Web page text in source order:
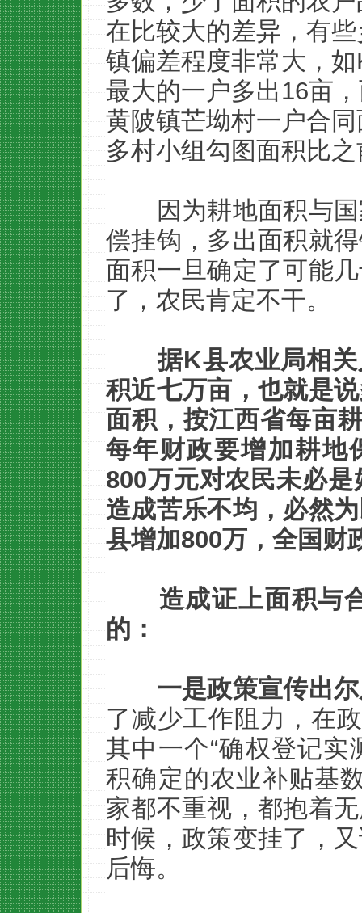
在比较大的差异，有
镇偏差程度非常大，
最大的一户多出16亩
黄陂镇芒坳村一户合
多村小组勾图面积比
因为耕地面积与
偿挂钩，多出面积就
面积一旦确定了可能
了，农民肯定不干。
据K县农业局相
积近七万亩，也就是
面积，按江西省每亩
每年财政要增加耕地
800万元对农民未必
造成苦乐不均，必然
县增加800万，全国财
造成证上面积与
的：
一是政策宣传出
了减少工作阻力，在
其中一个“确权登记
积确定的农业补贴基
家都不重视，都抱着
时候，政策变挂了，
后悔。